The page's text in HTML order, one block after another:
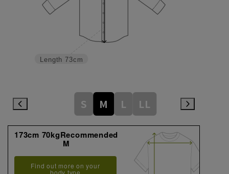
Length 73cm
S M L LL
173cm 70kgRecommended
M
Find out more on your
body type